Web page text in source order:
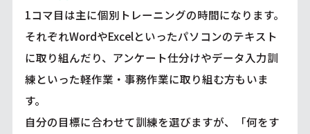
1コマ目は主に個別トレーニングの時間になります。
それぞれWordやExcelといったパソコンのテキスト
に取り組んだり、アンケート仕分けやデータ入力訓
練といった軽作業・事務作業に取り組む方もいま
す。
自分の目標に合わせて訓練を選びますが、「何をす